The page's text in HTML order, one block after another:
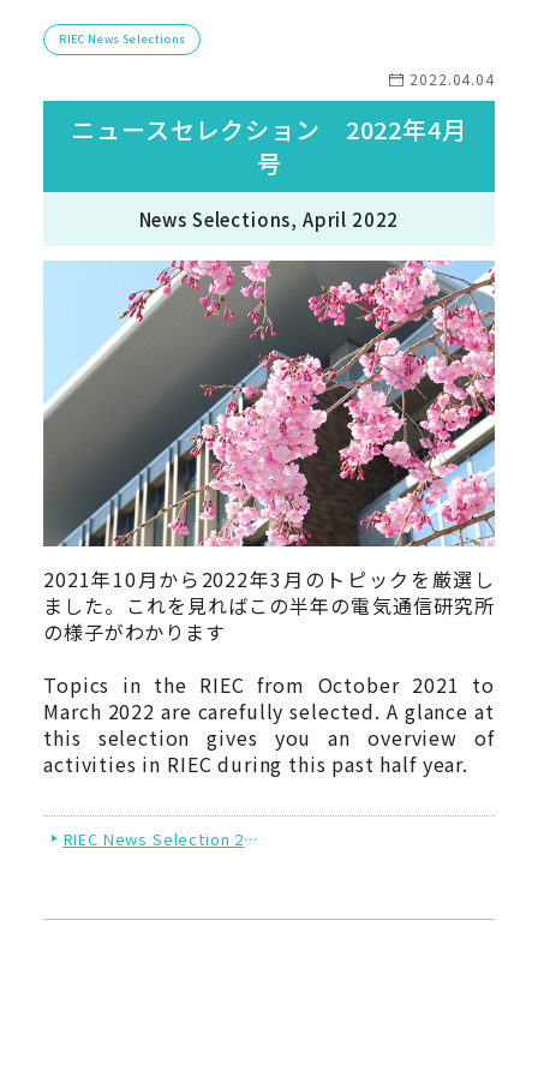
RIEC News Selections
2022.04.04
ニュースセレクション 2022年4月
号
News Selections, April 2022
2021年10月から2022年3月のトピックを厳選し
ました。これを見ればこの半年の電気通信研究所
の様子がわかります
Topics in the RIEC from October 2021 to
March 2022 are carefully selected. A glance at
this selection gives you an overview of
activities in RIEC during this past half year.
RIEC News Selection 2022年春号/Spring 2022